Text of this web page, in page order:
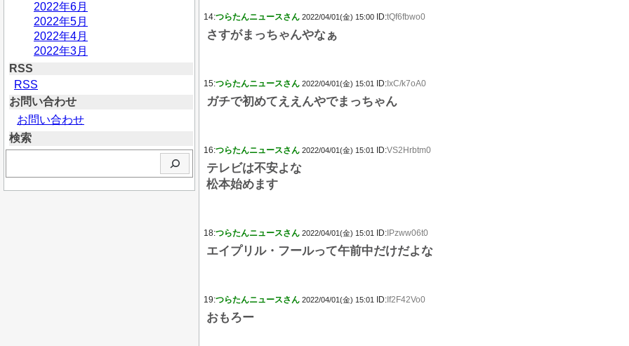
2022年6月
2022年5月
2022年4月
2022年3月
RSS
RSS
お問い合わせ
お問い合わせ
検索
14:つらたんニュースさん 2022/04/01(金) 15:00 ID:tQf6fbwo0
さすがまっちゃんやなぁ
15:つらたんニュースさん 2022/04/01(金) 15:01 ID: IxC/k7oA0
ガチで初めてええんやでまっちゃん
16:つらたんニュースさん 2022/04/01(金) 15:01 ID:VS2Hrbtm0
テレビは不安よな
松本始めます
18:つらたんニュースさん 2022/04/01(金) 15:01 ID: IPzww06t0
エイプリル・フールって午前中だけだよな
19:つらたんニュースさん 2022/04/01(金) 15:01 ID: If2F42Vo0
おもろー